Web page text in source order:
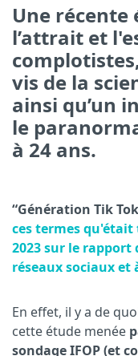
Une récente
l’attrait et
vis de la
ainsi qu’un
le
à 24 ans.
“Génération Tik
ces termes qu'était
2023 sur le rapport
réseaux sociaux et
En effet, il y a de
cette étude menée
sondage IFOP (et